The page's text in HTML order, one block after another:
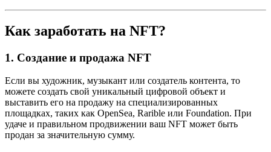
Как заработать на NFT?
1. Создание и продажа NFT
Если вы художник, музыкант или создатель контента, то
можете создать свой уникальный цифровой объект и
выставить его на продажу на специализированных
площадках, таких как OpenSea, Rarible или Foundation. При
удаче и правильном продвижении ваш NFT может быть
продан за значительную сумму.